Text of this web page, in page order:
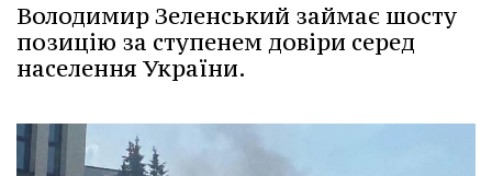
Володимир Зеленський займає шосту
позицію за ступенем довіри серед
населення України.